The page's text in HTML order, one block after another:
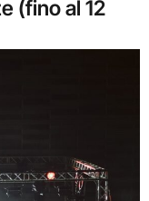
(fino al 12